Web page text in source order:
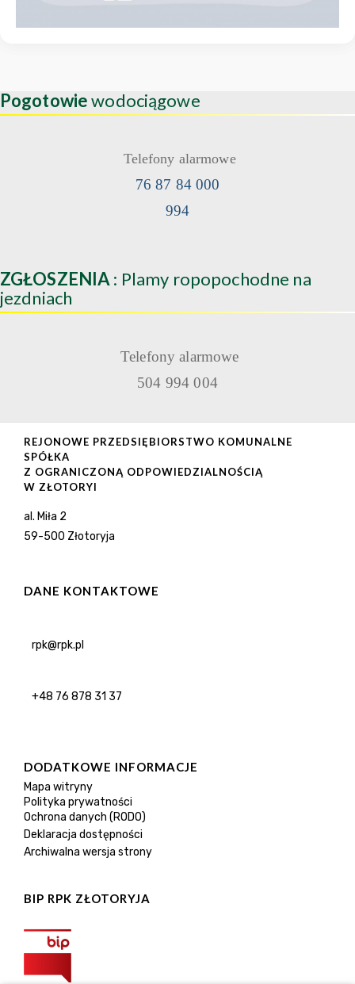
Pogotowiewodociągowe
Telefony alarmowe
76 87 84 000
994
ZGŁOSZENIA : Plamy ropopochodne na
jezdniach
Telefony alarmowe
504 994 004
REJONOWE PRZEDSIĘBIORSTWO KOMUNALNE
SPÓŁKA
Z OGRANICZONĄ ODPOWIEDZIALNOŚCIĄ
W ZŁOTORYI
al. Miła 2
59-500 Złotoryja
DANE KONTAKTOWE
rpk@rpk.pl
+48 76 878 31 37
DODATKOWE INFORMACJE
Mapa witryny
Polityka prywatności
Ochrona danych (RODO)
Deklaracja dostępności
Archiwalna wersja strony
BIP RPK ZŁOTORYJA